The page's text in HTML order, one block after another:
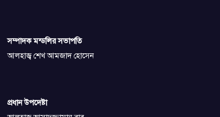
সম্পাদক মন্ডলির সভাপতি
আলহাজ্ব শেখ আমজাদ হোসেন
প্রধান উপদেষ্টা